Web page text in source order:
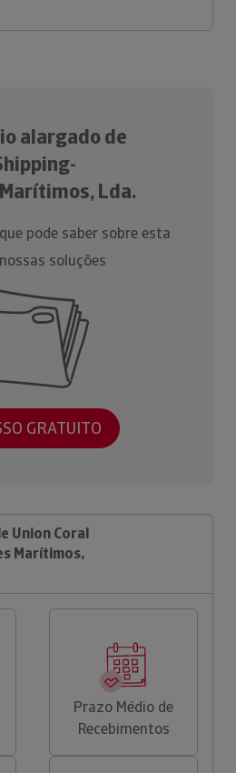
alargado de
Lda.
pode saber sobre esta
soluções
GRATUITO
Union Coral
Marítimos,
Prazo Médio de
Recebimentos